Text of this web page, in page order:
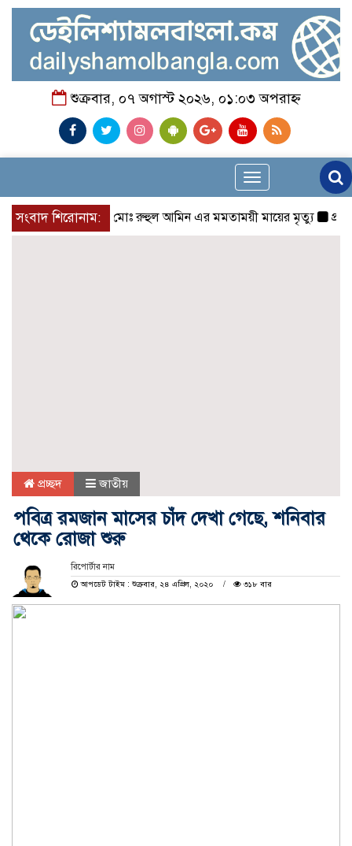
শুক্রবার, ০৭ অগাস্ট ২০২৬, ০১:০৩ অপরাহ্ন
Toggle
navigation
সংবাদ শিরোনাম:সদস্য মোঃ রুহুল আমিন এর মমতাময়ী মায়ের মৃত্যু প্রান্তিক
প্রচ্ছদ জাতীয়
পবিত্র রমজান মাসের চাঁদ দেখা গেছে, শনিবার
থেকে রোজা শুরু
রিপোর্টার নাম
আপডেট টাইম : শুক্রবার, ২৪ এপ্রিল, ২০২০
৩১৮ বার